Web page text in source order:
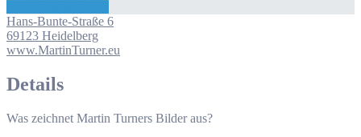
Hans-Bunte-Straße 6
69123 Heidelberg
www.MartinTurner.eu
Details
Was zeichnet Martin Turners Bilder aus?